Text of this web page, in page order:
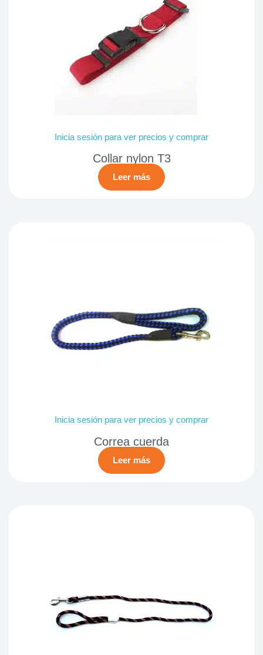
Inicia sesión para ver precios y comprar
Collar nylon T3
Leer más
Inicia sesión para ver precios y comprar
Correa cuerda
Leer más